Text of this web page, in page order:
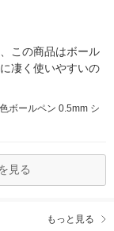
この商品はボール
凄く使いやすいの
ボールペン 0.5mm シ
見る
もっと見る